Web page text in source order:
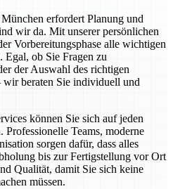
erfordert Planung und
wir da. Mit unserer persönlichen
Vorbereitungsphase alle wichtigen
Egal, ob Sie Fragen zu
der Auswahl des richtigen
wir beraten Sie individuell und
können Sie sich auf jeden
Professionelle Teams, moderne
sorgen dafür, dass alles
bis zur Fertigstellung vor Ort
Qualität, damit Sie sich keine
müssen.